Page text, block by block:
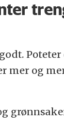
mer og